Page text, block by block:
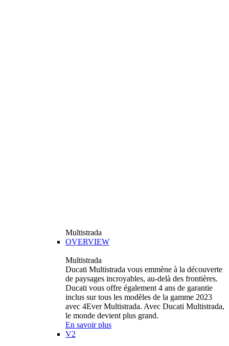
Multistrada
OVERVIEW
Multistrada
Ducati Multistrada vous emmène à la découverte
de paysages incroyables, au-delà des frontières.
Ducati vous offre également 4 ans de garantie
inclus sur tous les modèles de la gamme 2023
avec 4Ever Multistrada. Avec Ducati Multistrada,
le monde devient plus grand.
En savoir plus
V2